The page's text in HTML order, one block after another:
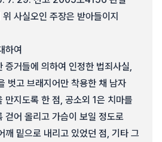
사실오인 주장은 받아들이지
하여
증거들에 의하여 인정한 법죄사실,
벗고 브래지어만 착용한 채 남자
만지도록 한 점, 공소외 1은 치마를
걷어 올리고 가슴이 보일 정도로
깨 밑으로 내리고 있었던 점, 기타 그